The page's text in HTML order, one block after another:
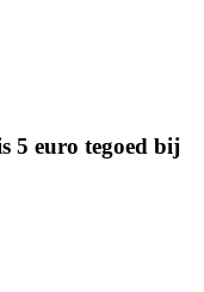
5 euro tegoed bij